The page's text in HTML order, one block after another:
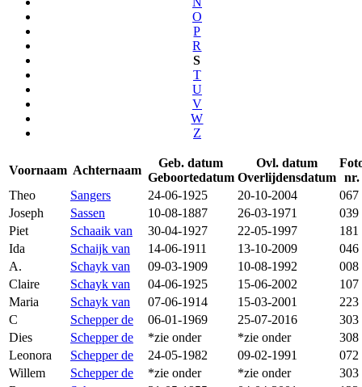
O
P
R
S
T
U
V
W
Z
Voornaam Achternaam
Geb. datum
Geboortedatum
Ovl. datum
Overlijdensdatum nr.
Theo
Sangers 24-06-1925 20-10-2004
067
Joseph
Sassen 10-08-1887 26-03-1971
039
Piet
Schaaik van 30-04-1927 22-05-1997
181
Ida
Schaijk van 14-06-1911 13-10-2009
046
A.
Schayk van 09-03-1909 10-08-1992
008
Claire
Schayk van 04-06-1925 15-06-2002
107
Maria
Schayk van 07-06-1914 15-03-2001
223
C
Schepper de 06-01-1969 25-07-2016
303
Dies
Schepper de *zie onder *zie onder
308
Leonora
Schepper de 24-05-1982 09-02-1991
072
Willem
Schepper de *zie onder *zie onder
303